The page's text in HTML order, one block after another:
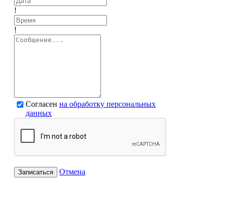
!
!
Согласен на обработку персональных
данных
Записаться Отмена